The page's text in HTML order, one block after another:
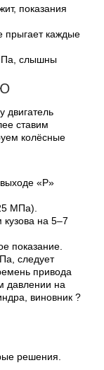
показания
прыгает каждые
слышны
двигатель
ставим
колёсные
«P»
МПа).
на 5–7
показание.
следует
привода
давлении на
виновник ?
решения.